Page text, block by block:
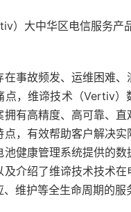
）大中华区电信服务产
在事故频发、运维困难
点，维谛技术（Vertiv）
有高精度、高可靠、直
点，有效帮助客户解决
池健康管理系统提供的
及介绍了维谛技术技术在
维护等全生命周期的服